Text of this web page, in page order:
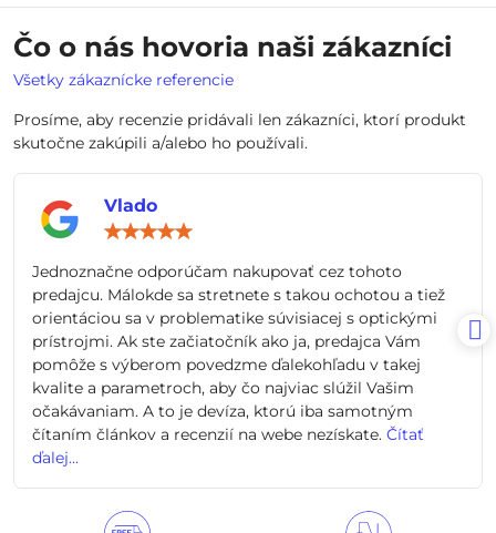
Čo o nás hovoria naši zákazníci
Všetky zákaznícke referencie
Prosíme, aby recenzie pridávali len zákazníci, ktorí produkt
skutočne zakúpili a/alebo ho používali.
Vlado
5
Jednoznačne odporúčam nakupovať cez tohoto
predajcu. Málokde sa stretnete s takou ochotou a tiež
orientáciou sa v problematike súvisiacej s optickými
prístrojmi. Ak ste začiatočník ako ja, predajca Vám
pomôže s výberom povedzme ďalekohľadu v takej
kvalite a parametroch, aby čo najviac slúžil Vašim
očakávaniam. A to je devíza, ktorú iba samotným
čítaním článkov a recenzií na webe nezískate. Čítať
ďalej...